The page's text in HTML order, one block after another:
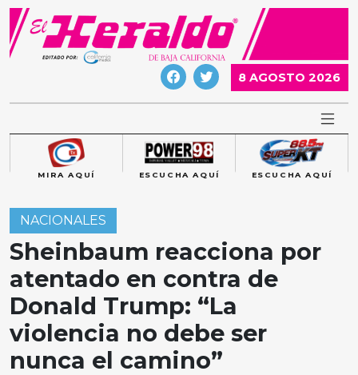
Skip
content
8 AGOSTO 2026
MIRA AQUÍ ESCUCHA AQUÍ ESCUCHA AQUÍ
NACIONALES
Sheinbaum reacciona por
atentado en contra de
Donald Trump: “La
violencia no debe ser
nunca el camino”